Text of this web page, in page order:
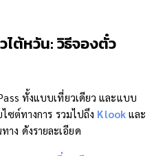
ไต้หวัน: วิธีจองตั๋ว
ทั้งแบบเที่ยวเดียว และแบบ
ซต์ทางการ รวมไปถึง Klookและ
าง ดังรายละเอียด